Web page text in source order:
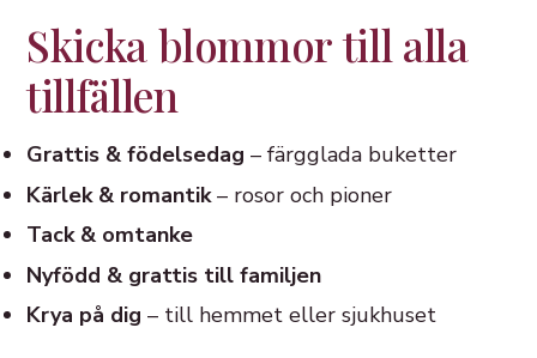
Skicka blommor till alla
tillfällen
Grattis & födelsedag – färgglada buketter
Kärlek & romantik– rosor och pioner
Tack & omtanke
Nyfödd & grattis till familjen
Krya på dig – till hemmet eller sjukhuset